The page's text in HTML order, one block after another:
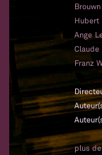
Brouwn
Hubert
Ange
Claude
Franz
plus